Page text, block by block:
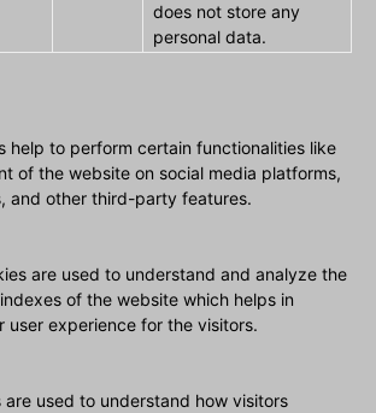
does not store any
personal data.
help to perform certain functionalities like
of the website on social media platforms,
and other third-party features.
are used to understand and analyze the
of the website which helps in
user experience for the visitors.
are used to understand how visitors